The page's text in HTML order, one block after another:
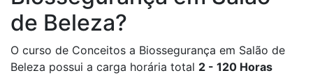
de Beleza?
O curso de Conceitos a Biossegurança em Salão de
Beleza possui a carga horária total 2 - 120 Horas